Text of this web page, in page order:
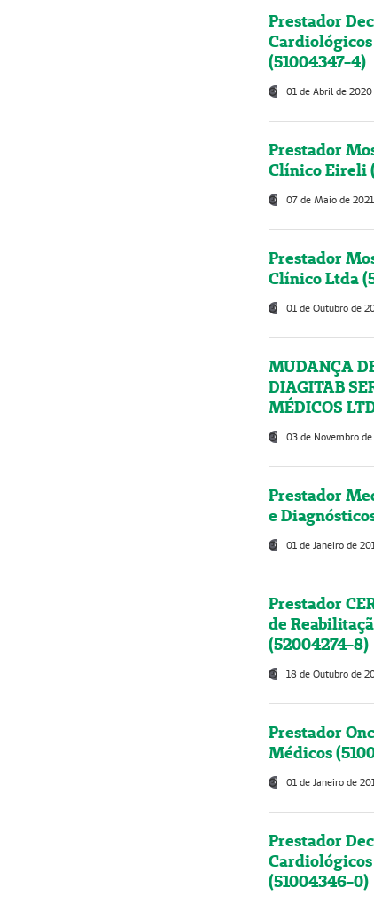
Prestador
(51004347-4)
01 de Abril de 2020
Prestador
Clínico Eireli
07 de Maio de 2021
Prestador
Clínico Ltda
01 de Outubro de
MUDANÇA
DIAGITAB
MÉDICOS
03 de Novembro
Prestador
e
01 de Janeiro de
Prestador
de
(52004274-8)
18 de Outubro de
Prestador
Médicos
01 de Janeiro de
Prestador
(51004346-0)